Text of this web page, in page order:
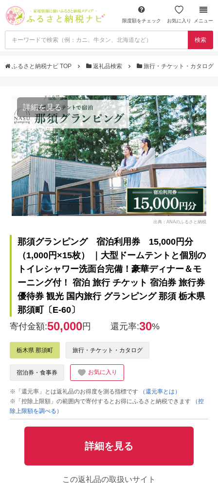
限度額をチェック お気に入り メニュー
検索
ふるさと納税ナビ TOP 返礼品検索 旅行・チケット・カタログ
詳細を見る
出典：ANAのふるさと納税
那須グランピング 宿泊利用券 15,000円分
（1,000円×15枚） ｜大型ドームテントと個別の
トイレシャワー洗面台完備！豪華ディナー＆モ
ーニング付！ 宿泊 旅行 チケット 宿泊券 旅行券
優待券 観光 国内旅行 グランピング 那須 栃木県
那須町〔E-60〕
寄付金額:50,000円 還元率:30%
栃木県 那須町 旅行・チケット・カタログ
宿泊券・食事券 お気に入り
※「還元率」とは返礼品のお得度を測る指標です
（還元率とは）
※「控除上限額」の範囲内で寄付するとお得にふるさと納税できます
（控
除上限額を調べる）
詳細を見る
この返礼品の取扱いサイト